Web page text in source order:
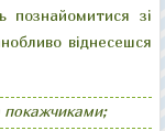
познайомитися зі
віднесешся
покажчиками;